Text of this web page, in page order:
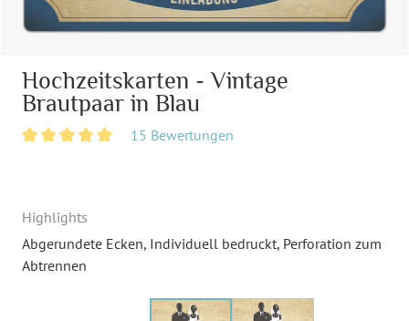
Hochzeitskarten - Vintage
Brautpaar in Blau
15 Bewertungen
Highlights
Abgerundete Ecken, Individuell bedruckt, Perforation zum
Abtrennen